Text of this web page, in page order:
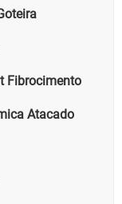
Fibrocimento
Atacado